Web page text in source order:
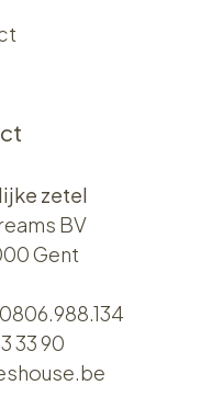
zetel
BV
Gent
33 90